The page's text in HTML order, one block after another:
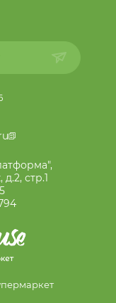
стр.1